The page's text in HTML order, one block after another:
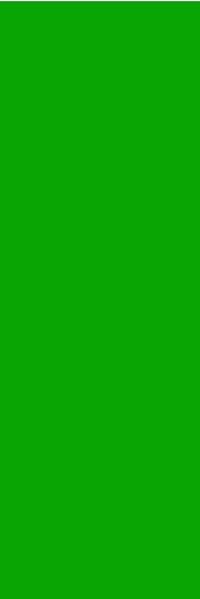
NIAVI – Núcleo
Vale do
o evento
de
de
para o setor. O